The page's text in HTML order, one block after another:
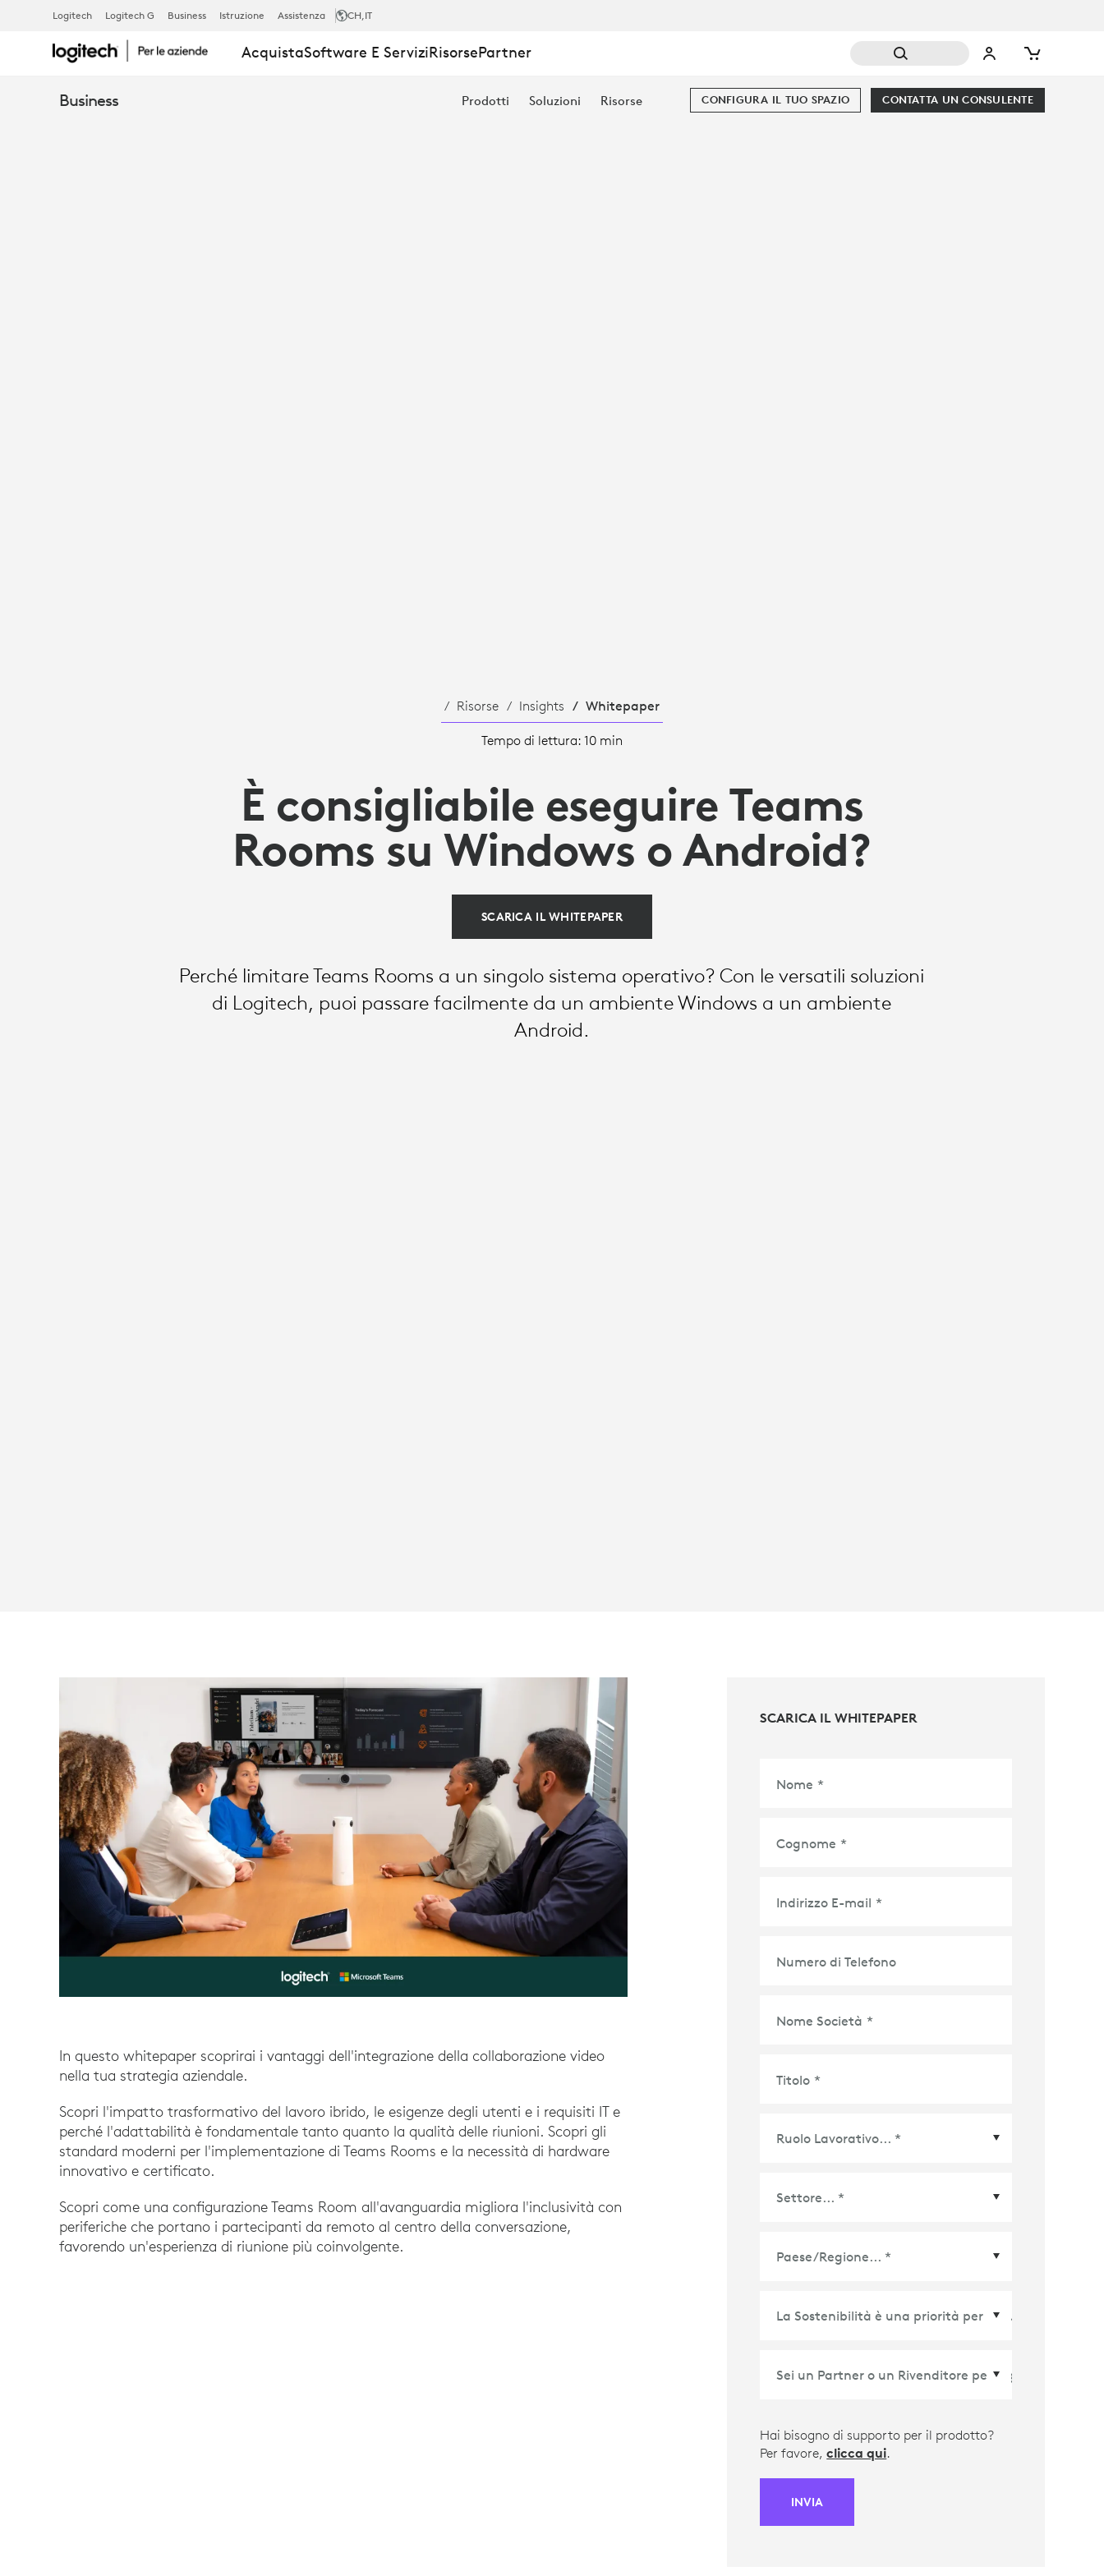
SCELTA
DEI
Logitech Logitech G Business Istruzione Assistenza CH,IT
AcquistaSoftware E ServiziRisorsePartner
Business Prodotti Soluzioni Risorse CONTATTA UN CONSULENTE
CONFIGURA IL TUO SPAZIO
Risorse Insights Whitepaper
Tempo di lettura: 10 min
È consigliabile eseguire Teams
Rooms su Windows o Android?
SCARICA IL WHITEPAPER
Perché limitare Teams Rooms a un singolo sistema operativo? Con le versatili soluzioni
di Logitech, puoi passare facilmente da un ambiente Windows a un ambiente
Android.
In questo whitepaper scoprirai i vantaggi dell'integrazione della collaborazione video
nella tua strategia aziendale.
Scopri l'impatto trasformativo del lavoro ibrido, le esigenze degli utenti e i requisiti IT e
perché l'adattabilità è fondamentale tanto quanto la qualità delle riunioni. Scopri gli
standard moderni per l'implementazione di Teams Rooms e la necessità di hardware
innovativo e certificato.
Scopri come una configurazione Teams Room all'avanguardia migliora l'inclusività con
periferiche che portano i partecipanti da remoto al centro della conversazione,
favorendo un'esperienza di riunione più coinvolgente.
SCARICA IL WHITEPAPER
Nome *
Cognome *
Indirizzo E-mail *
Numero di Telefono
Nome Società *
Titolo *
Paese/Regione *
Hai bisogno di supporto per il prodotto?
Per favore,clicca qui.
INVIA